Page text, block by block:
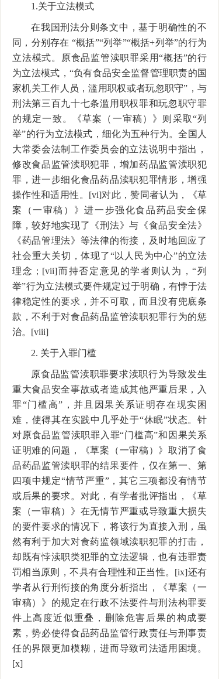
1.关于立法模式
在我国刑法分则条文中，基于明确性的不
同，分别存在 “概括”“列举”“概括+列举”的行为
立法模式。原食品监管渎职罪采用“概括”的行
为立法模式，“负有食品安全监督管理职责的国
家机关工作人员，滥用职权或者玩忽职守”，与
刑法第三百九十七条滥用职权罪和玩忽职守罪
的规定一致。《草案（一审稿）》则采取“列
举”的行为立法模式，细化为五种行为。全国人
大常委会法制工作委员会的立法说明中指出，
修改食品监管渎职犯罪，增加药品监管渎职犯
罪，进一步细化食品药品渎职犯罪情形，增强
操作性和适用性。[vi]对此，赞同者认为，《草
案（一审稿）》进一步强化食品药品安全保
障，较好地实现了《刑法》与《食品安全法》
《药品管理法》等法律的衔接，及时地回应了
社会重大关切，体现了“以人民为中心”的立法
理念；[vii]而持否定意见的学者则认为，“列
举”行为立法模式要件规定过于明确，有悖于法
律稳定性的要求，并不可取，而且没有兜底条
款，不利于对食品药品监管渎职犯罪行为的惩
治。[viii]
2. 关于入罪门槛
原食品监管渎职罪要求渎职行为导致发生
重大食品安全事故或者造成其他严重后果，入
罪“门槛高”，并且因果关系证明存在现实困
难，使得其在实践中几乎处于“休眠”状态。针
对原食品监管渎职罪入罪“门槛高”和因果关系
证明难的问题，《草案（一审稿）》取消了食
品药品监管渎职罪的结果要件，仅在第一、第
四项中规定“情节严重”，其它三项都没有情节
或后果的要求。对此，有学者批评指出，《草
案（一审稿）》在无情节严重或导致重大损失
的要件要求的情况下，将该行为直接入刑，虽
然有利于加大对食药监领域渎职犯罪的打击，
却既有悖渎职类犯罪的立法逻辑，也有违罪责
罚相当原则，不具有合理性和正当性。[ix]还有
学者从行刑衔接的角度分析指出，《草案（一
审稿）》的规定在行政不法要件与刑法构罪要
件上高度近似重叠，删除危害后果的构成要
素，势必使得食品药品监管行政责任与刑事责
任的界限更加模糊，进而导致司法适用困境。
[x]